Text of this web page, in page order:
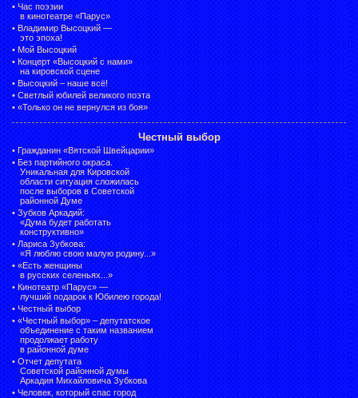
• Час поэзии
в кинотеатре «Парус»
• Владимир Высоцкий —
это эпоха!
• Мой Высоцкий
• Концерт «Высоцкий с нами»
на кировской сцене
• Высоцкий – наше всё!
• Светлый юбилей великого поэта
• «Только он не вернулся из боя»
Честный выбор
• Гражданин «Вятской Швейцарии»
• Без партийного окраса.
Уникальная для Кировской
области ситуация сложилась
после выборов в Советской
районной Думе
• Зубков Аркадий:
«Дума будет работать
конструктивно»
• Лариса Зубкова:
«Я люблю свою малую родину...»
• «Есть женщины
в русских селеньях...»
• Кинотеатр «Парус» —
лучший подарок к Юбилею города!
• Честный выбор
• «Честный выбор» – депутатское
объединение с таким названием
продолжает работу
в районной думе
• Отчет депутата
Советской районной думы
Аркадия Михайловича Зубкова
• Человек, который спас город